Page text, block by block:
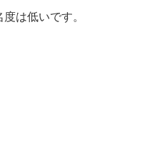
は低いです。